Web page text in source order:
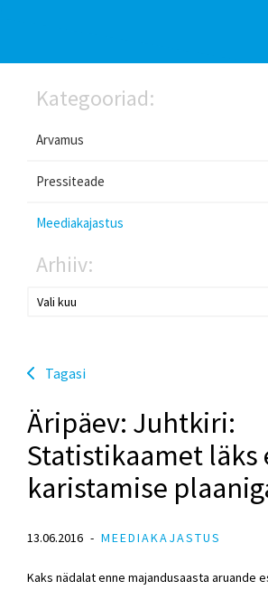
Kategooriad:
Arvamus
Pressiteade
Meediakajastus
Arhiiv:
Tagasi
Äripäev: Juhtkiri:
Statistikaamet läks
karistamise
13.06.2016 MEEDIAKAJASTUS
Kaks nädalat enne majandusaasta aruande